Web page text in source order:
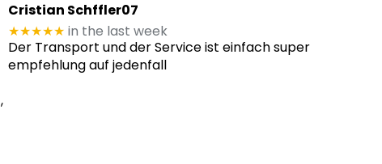
Cristian Schffler07
★★★★★ in the last week
Der Transport und der Service ist einfach super
empfehlung auf jedenfall